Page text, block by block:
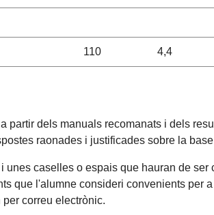
110 4,4
partir dels manuals recomanats i dels
raonades i justificades sobre la
caselles o espais que hauran de
que l'alumne consideri convenients per
correu electrònic.